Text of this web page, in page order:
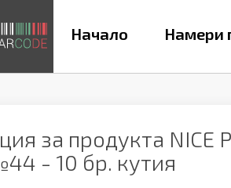
Начало Намери
за продукта NICE
- 10 бр. кутия